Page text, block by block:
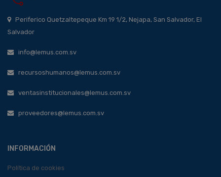
Periferico Quetzaltepeque Km 19 1/2, Nejapa, San Salvador, El
Salvador
info@lemus.com.sv
recursoshumanos@lemus.com.sv
ventasinstitucionales@lemus.com.sv
proveedores@lemus.com.sv
INFORMACIÓN
Política de cookies